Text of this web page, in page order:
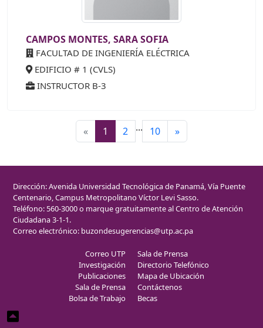
CAMPOS MONTES, SARA SOFIA
FACULTAD DE INGENIERÍA ELÉCTRICA
EDIFICIO # 1 (CVLS)
INSTRUCTOR B-3
« 1 2 ... 10 »
Dirección: Avenida Universidad Tecnológica de Panamá, Vía Puente
Centenario, Campus Metropolitano Víctor Levi Sasso.
Teléfono: 560-3000 o marque gratuitamente al Centro de Atención
Ciudadana 3-1-1.
Correo electrónico: buzondesugerencias@utp.ac.pa
Correo UTP
Investigación
Publicaciones
Sala de Prensa
Bolsa de Trabajo
Sala de Prensa
Directorio Telefónico
Mapa de Ubicación
Contáctenos
Becas